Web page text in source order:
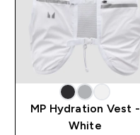
MP Hydration Vest -
White